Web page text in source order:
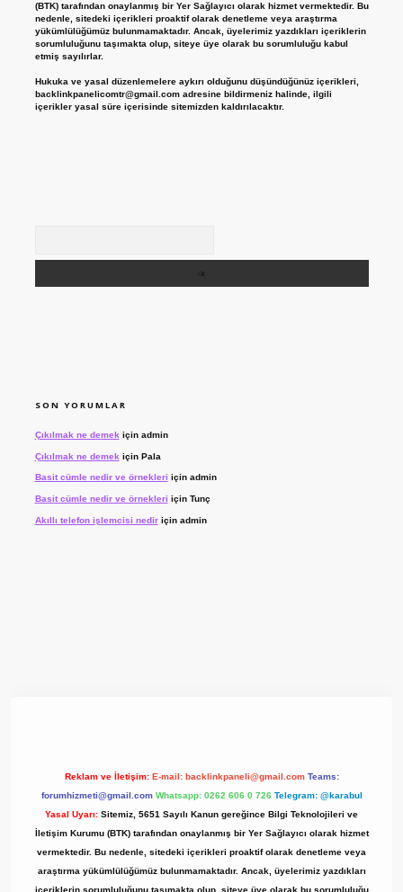
(BTK) tarafından onaylanmış bir Yer Sağlayıcı olarak hizmet vermektedir. Bu
nedenle, sitedeki içerikleri proaktif olarak denetleme veya araştırma
yükümlülüğümüz bulunmamaktadır. Ancak, üyelerimiz yazdıkları içeriklerin
sorumluluğunu taşımakta olup, siteye üye olarak bu sorumluluğu kabul
etmiş sayılırlar.
Hukuka ve yasal düzenlemelere aykırı olduğunu düşündüğünüz içerikleri,
backlinkpanelicomtr@gmail.comadresine bildirmeniz halinde, ilgili
içerikler yasal süre içerisinde sitemizden kaldırılacaktır.
SON YORUMLAR
Çıkılmak ne demek için admin
Çıkılmak ne demek için Pala
Basit cümle nedir ve örnekleri için admin
Basit cümle nedir ve örnekleri için Tunç
Akıllı telefon işlemcisi nediriçin admin
Reklam ve İletişim: E-mail: backlinkpaneli@gmail.com Teams:
forumhizmeti@gmail.com Whatsapp: 0262 606 0 726 Telegram: @karabul
Yasal Uyarı: Sitemiz, 5651 Sayılı Kanun gereğince Bilgi Teknolojileri ve
İletişim Kurumu (BTK) tarafından onaylanmış bir Yer Sağlayıcı olarak hizmet
vermektedir. Bu nedenle, sitedeki içerikleri proaktif olarak denetleme veya
araştırma yükümlülüğümüz bulunmamaktadır. Ancak, üyelerimiz yazdıkları
içeriklerin sorumluluğunu taşımakta olup, siteye üye olarak bu sorumluluğu